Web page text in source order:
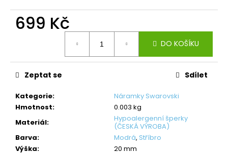
699 Kč
DO KOŠÍKU
Kategorie:
Náramky Swarovski
Hmotnost:
0.003 kg
Materiál:
Hypoalergenní šperky
(ČESKÁ VÝROBA)
Barva: Modrá, Stříbro
Výška:
20 mm
Zeptat se Sdílet